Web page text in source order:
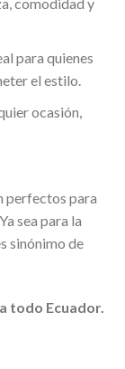
comodidad y
para quienes
el estilo.
ocasión,
perfectos para
sea para la
sinónimo de
todo Ecuador.